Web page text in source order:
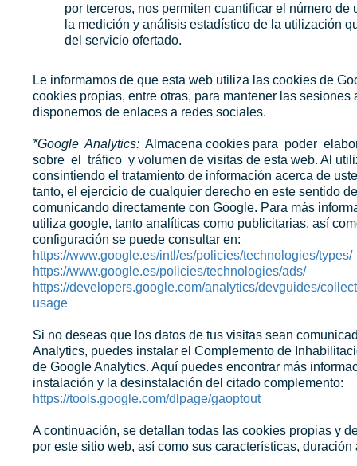
por terceros, nos permiten cuantificar el número de
la medición y análisis estadístico de la utilización
del servicio ofertado.
Le informamos de que esta web utiliza las cookies de
cookies propias, entre otras, para mantener las sesiones
disponemos de enlaces a redes sociales.
*Google Analytics:Almacena cookies para poder
sobre el tráfico y volumen de visitas de esta web. Al
consintiendo el tratamiento de información acerca de
tanto, el ejercicio de cualquier derecho en este sentido
comunicando directamente con Google. Para más
utiliza google, tanto analíticas como publicitarias, así
configuración se puede consultar en:
https://www.google.es/intl/es/policies/technologies/types/
https://www.google.es/policies/technologies/ads/
https://developers.google.com/analytics/devguides/
usage
Si no deseas que los datos de tus visitas sean
Analytics, puedes instalar el Complemento de
de Google Analytics. Aquí puedes encontrar más
instalación y la desinstalación del citado complemento:
https://tools.google.com/dlpage/gaoptout
A continuación, se detallan todas las cookies propias y
por este sitio web, así como sus características,